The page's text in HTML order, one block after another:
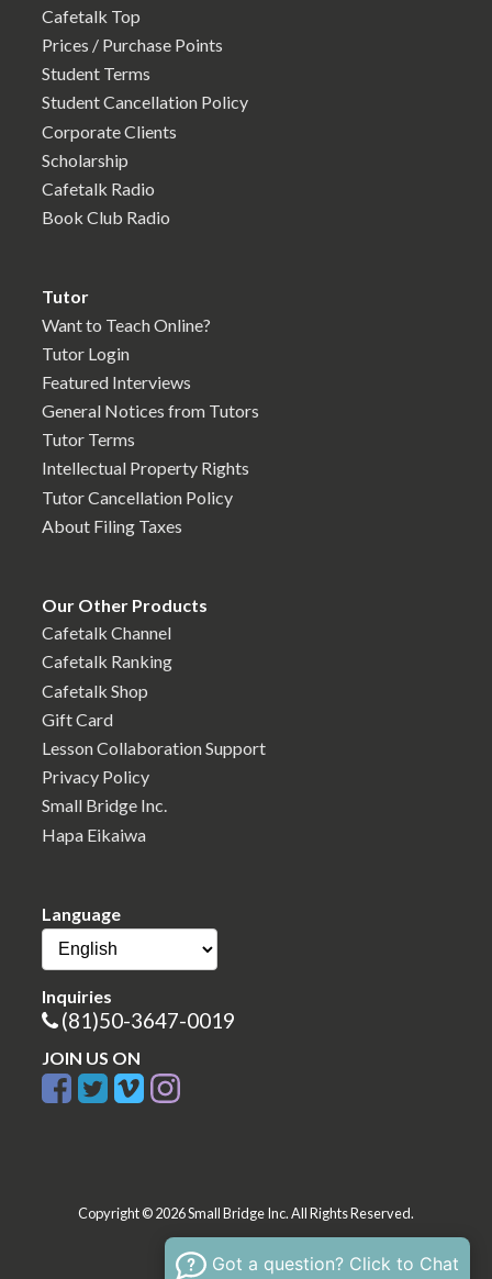
Cafetalk Top
Prices / Purchase Points
Student Terms
Student Cancellation Policy
Corporate Clients
Scholarship
Cafetalk Radio
Book Club Radio
Tutor
Want to Teach Online?
Tutor Login
Featured Interviews
General Notices from Tutors
Tutor Terms
Intellectual Property Rights
Tutor Cancellation Policy
About Filing Taxes
Our Other Products
Cafetalk Channel
Cafetalk Ranking
Cafetalk Shop
Gift Card
Lesson Collaboration Support
Privacy Policy
Small Bridge Inc.
Hapa Eikaiwa
Language
Inquiries
(81)50-3647-0019
JOIN US ON
Copyright © 2026 Small Bridge Inc. All Rights Reserved.
Got a question? Click to Chat